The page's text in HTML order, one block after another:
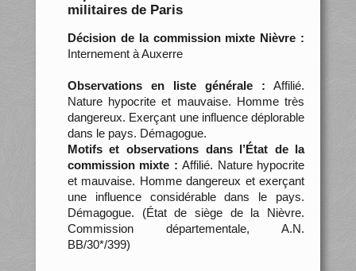
militaires de Paris
Décision de la commission mixte Nièvre :
Internement à Auxerre
Observations en liste générale : Affilié.
Nature hypocrite et mauvaise. Homme très
dangereux. Exerçant une influence déplorable
dans le pays. Démagogue.
Motifs et observations dans l’État de la
commission mixte : Affilié. Nature hypocrite
et mauvaise. Homme dangereux et exerçant
une influence considérable dans le pays.
Démagogue. (État de siège de la Nièvre.
Commission départementale, A.N.
BB/30*/399)